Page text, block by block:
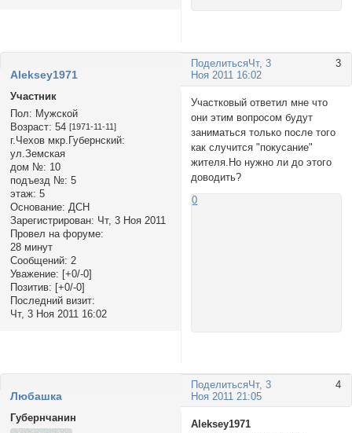
Поделиться 3
Чт, 3
Ноя 2011 16:02
Aleksey1971
Участник
Пол: Мужской
Возраст: 54 [1971-11-11]
г.Чехов мкр.Губернский:
ул.Земская
дом №: 10
подъезд №: 5
этаж: 5
Основание: ДСН
Зарегистрирован: Чт, 3 Ноя 2011
Провел на форуме:
28 минут
Сообщений: 2
Уважение: [+0/-0]
Позитив: [+0/-0]
Последний визит:
Чт, 3 Ноя 2011 16:02
Участковый ответил мне что
они этим вопросом будут
заниматься только после того
как случится "покусание"
жителя.Но нужно ли до этого
доводить?
0
Поделиться 4
Чт, 3
Ноя 2011 21:05
Любашка
Губернчанин
Aleksey1971